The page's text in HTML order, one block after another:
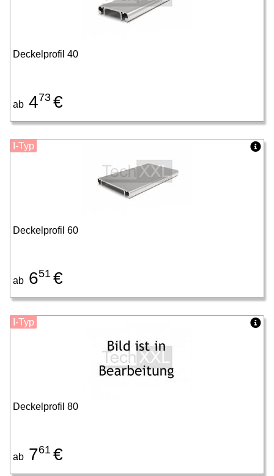
Deckelprofil 40
ab 473 €
Deckelprofil 60
ab 651 €
I-Typ
Deckelprofil 80
ab 761 €
I-Typ